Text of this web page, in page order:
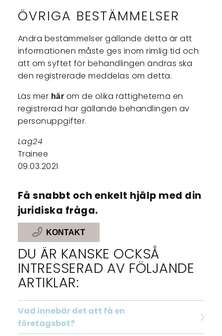
ÖVRIGA BESTÄMMELSER
Andra bestämmelser gällande detta är att
informationen måste ges inom rimlig tid och
att om syftet för behandlingen ändras ska
den registrerade meddelas om detta.
Läs mer här om de olika rättigheterna en
registrerad har gällande behandlingen av
personuppgifter.
Lag24
Trainee
09.03.2021
Få snabbt och enkelt hjälp med din
juridiska fråga.
KONTAKT
DU ÄR KANSKE OCKSÅ
INTRESSERAD AV FÖLJANDE
ARTIKLAR:
Vad innebär det att få en
företagsbot?